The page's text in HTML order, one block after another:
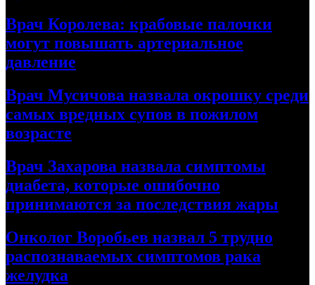
Врач Королева: крабовые палочки
могут повышать артериальное
давление
Врач Мусичова назвала окрошку среди
самых вредных супов в пожилом
возрасте
Врач Захарова назвала симптомы
диабета, которые ошибочно
принимаются за последствия жары
Онколог Воробьев назвал 5 трудно
распознаваемых симптомов рака
желудка